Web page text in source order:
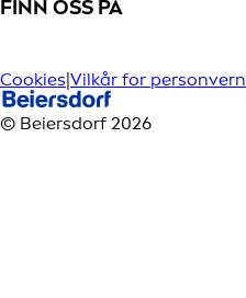
FINN OSS PÅ
Cookies|Vilkår for personvern
© Beiersdorf 2026